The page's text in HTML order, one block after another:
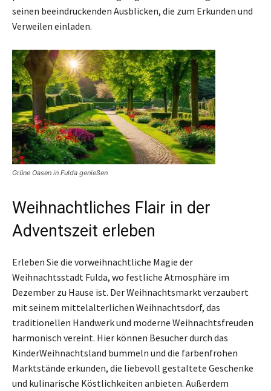
seinen beeindruckenden Ausblicken, die zum Erkunden und
Verweilen einladen.
Grüne Oasen in Fulda genießen
Weihnachtliches Flair in der
Adventszeit erleben
Erleben Sie die vorweihnachtliche Magie der
Weihnachtsstadt Fulda, wo festliche Atmosphäre im
Dezember zu Hause ist. Der Weihnachtsmarkt verzaubert
mit seinem mittelalterlichen Weihnachtsdorf, das
traditionellen Handwerk und moderne Weihnachtsfreuden
harmonisch vereint. Hier können Besucher durch das
Kinder­Weihnachtsland bummeln und die farbenfrohen
Marktstände erkunden, die liebevoll gestaltete Geschenke
und kulinarische Köstlichkeiten anbieten. Außerdem